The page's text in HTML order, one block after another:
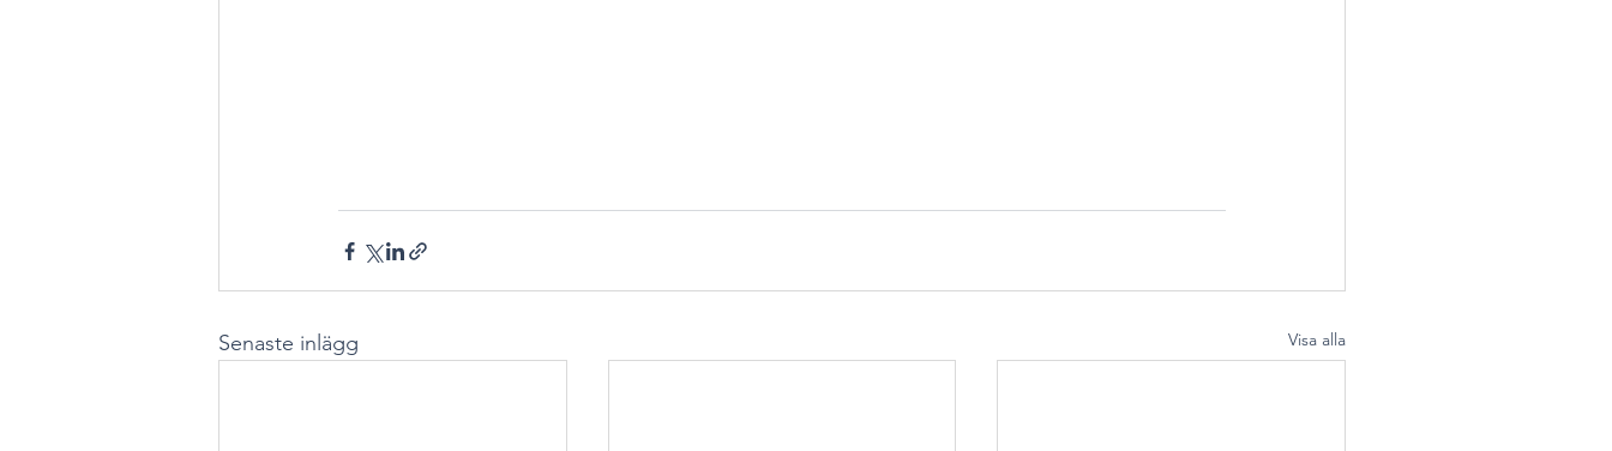
Senaste inlägg Visa alla